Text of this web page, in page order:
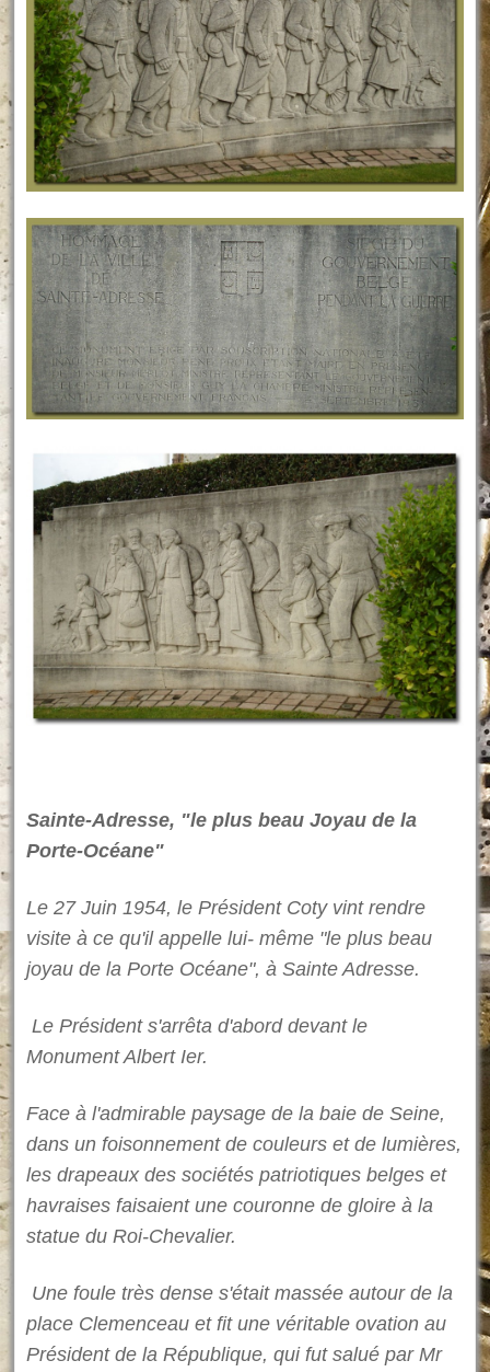
Sainte-Adresse, "le plus beau Joyau de la
Porte-Océane"
Le 27 Juin 1954, le Président Coty vint rendre
visite à ce qu'il appelle lui- même "le plus beau
joyau de la Porte Océane", à Sainte Adresse.
Le Président s'arrêta d'abord devant le
Monument Albert Ier.
Face à l'admirable paysage de la baie de Seine,
dans un foisonnement de couleurs et de lumières,
les drapeaux des sociétés patriotiques belges et
havraises faisaient une couronne de gloire à la
statue du Roi-Chevalier.
Une foule très dense s'était massée autour de la
place Clemenceau et fit une véritable ovation au
Président de la République, qui fut salué par Mr